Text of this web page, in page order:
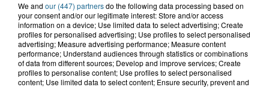
6 août 2026
Blendecques : le jeune garçon de 12
ans qui s'était noyé est...
6 août 2026
We and our (447) partnersdo the following data processing based on
your consent and/or our legitimate interest: Store and/or access
information on a device; Use limited data to select advertising; Create
profiles for personalised advertising; Use profiles to select personalised
advertising; Measure advertising performance; Measure content
performance; Understand audiences through statistics or combinations
of data from different sources; Develop and improve services; Create
profiles to personalise content; Use profiles to select personalised
content; Use limited data to select content; Ensure security, prevent and